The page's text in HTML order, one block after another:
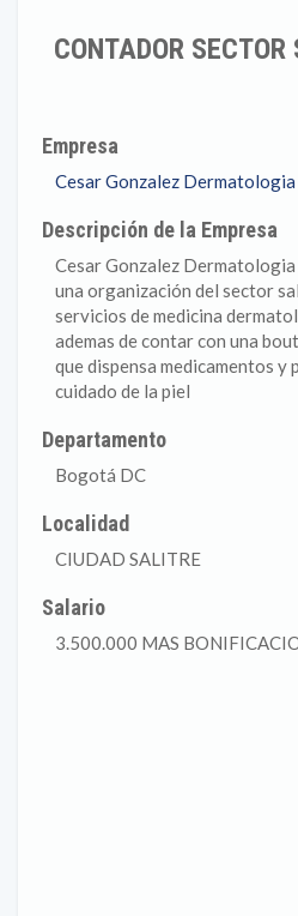
CONTADOR SECTOR
Empresa
Cesar Gonzalez
Descripción de la Empresa
Cesar Gonzalez
una organización del sector
servicios de medicina
ademas de contar con una
que dispensa medicamentos y
cuidado de la piel
Departamento
Bogotá DC
Localidad
CIUDAD SALITRE
Salario
3.500.000 MAS